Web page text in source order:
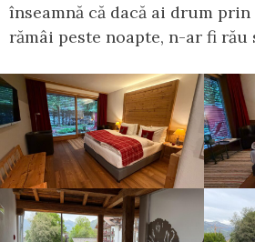
înseamnă că dacă ai drum prin
rămâi peste noapte, n-ar fi